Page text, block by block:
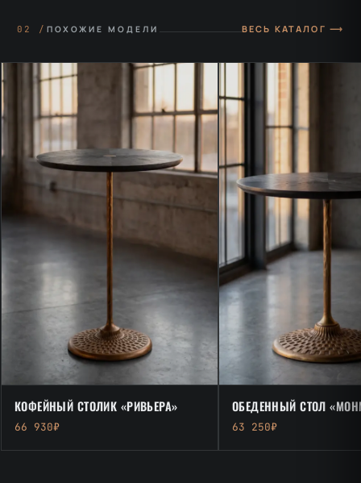
02 / ПОХОЖИЕ МОДЕЛИ ВЕСЬ КАТАЛОГ ⟶
КОФЕЙНЫЙ СТОЛИК «РИВЬЕРА»
66 930₽
ОБЕДЕННЫЙ СТОЛ
63 250₽